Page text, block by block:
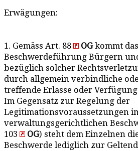
Erwägungen:
1. Gemäss Art. 88 OGkommt
Beschwerdeführung Bürgern
bezüglich solcher
durch allgemein verbindliche
treffende Erlasse oder
Im Gegensatz zur Regelung der
Legitimationsvoraussetzungen
verwaltungsgerichtlichen
103
OG) steht dem Einzelnen
Beschwerde lediglich zur